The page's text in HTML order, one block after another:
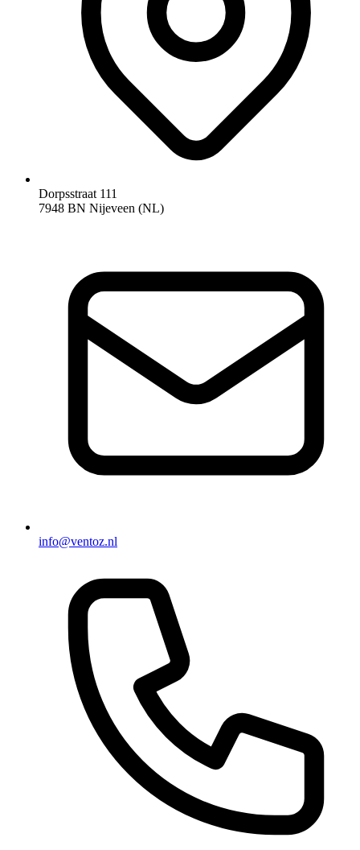
Dorpsstraat 111
7948 BN Nijeveen (NL)
info@ventoz.nl